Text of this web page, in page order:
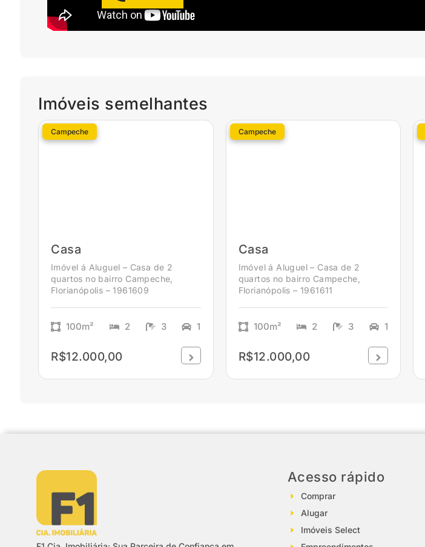
Imóveis semelhantes
Campeche
Casa
Imóvel á Aluguel – Casa de 2
quartos no bairro Campeche,
Florianópolis – 1961609
100m² 2 3 1
R$12.000,00
Campeche
Casa
Imóvel á Aluguel – Casa de 2
quartos no bairro Campeche,
Florianópolis – 1961611
100m² 2 3 1
R$12.000,00
Acesso rápido
Comprar
Alugar
Imóveis Select